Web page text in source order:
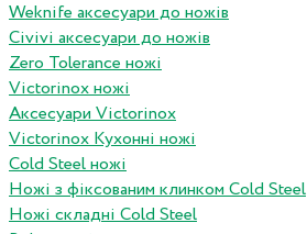
Weknife аксесуари до ножів
Civivi аксесуари до ножів
Zero Tolerance ножі
Victorinox ножі
Аксесуари Victorinox
Victorinox Кухонні ножі
Cold Steel ножі
Ножі з фіксованим клинком Cold Steel
Ножі складні Cold Steel